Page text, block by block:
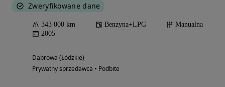
Zweryfikowane dane
343 000 km Benzyna+LPG
Manualna
2005
Dąbrowa (Łódzkie)
Prywatny sprzedawca • Podbite